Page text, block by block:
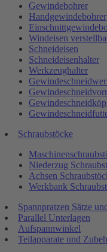
Gewindebohrer
Handgewindebohrer
Windeisen
Schneideisen
Schneideisenhalter
Werkzeughalter
Schraubstöcke
Niederzug
Achsen
Werkbank
Spannpratzen Sätze
Parallel Unterlagen
Aufspannwinkel
Teilapparate und